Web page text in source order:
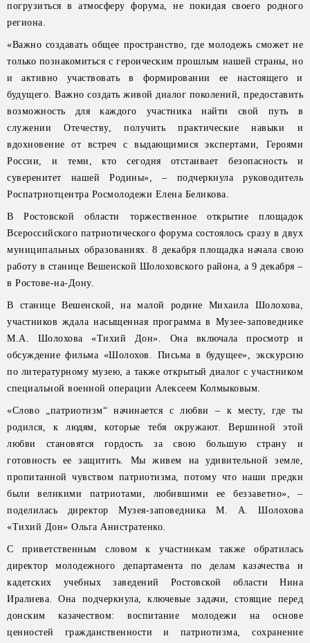
погрузиться в атмосферу форума, не покидая своего родного
региона.
«Важно создавать общее пространство, где молодежь сможет не
только познакомиться с героическим прошлым нашей страны, но
и активно участвовать в формировании ее настоящего и
будущего. Важно создать живой диалог поколений, предоставить
возможность для каждого участника найти свой путь в
служении Отечеству, получить практические навыки и
вдохновение от встреч с выдающимися экспертами, Героями
России, и теми, кто сегодня отстаивает безопасность и
суверенитет нашей Родины», – подчеркнула руководитель
Роспатриотцентра Росмолодежи Елена Беликова.
В Ростовской области торжественное открытие площадок
Всероссийского патриотического форума состоялось сразу в двух
муниципальных образованиях. 8 декабря площадка начала свою
работу в станице Вешенской Шолоховского района, а 9 декабря –
в Ростове-на-Дону.
В станице Вешенской, на малой родине Михаила Шолохова,
участников ждала насыщенная программа в Музее-заповеднике
М.А. Шолохова «Тихий Дон». Она включала просмотр и
обсуждение фильма «Шолохов. Письма в будущее», экскурсию
по литературному музею, а также открытый диалог с участником
специальной военной операции Алексеем Колмыковым.
«Слово „патриотизм“ начинается с любви – к месту, где ты
родился, к людям, которые тебя окружают. Вершиной этой
любви становятся гордость за свою большую страну и
готовность ее защитить. Мы живем на удивительной земле,
пропитанной чувством патриотизма, потому что наши предки
были великими патриотами, любившими ее беззаветно», –
поделилась директор Музея-заповедника М. А. Шолохова
«Тихий Дон» Ольга Анистратенко.
С приветственным словом к участникам также обратилась
директор молодежного департамента по делам казачества и
кадетских учебных заведений Ростовской области Нина
Иралиева. Она подчеркнула, ключевые задачи, стоящие перед
донским казачеством: воспитание молодежи на основе
ценностей гражданственности и патриотизма, сохранение